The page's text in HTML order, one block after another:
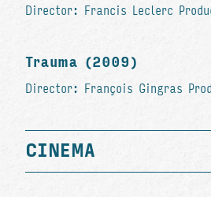
Director: Francis Leclerc
Trauma (2009)
Director: François Gingras
CINEMA